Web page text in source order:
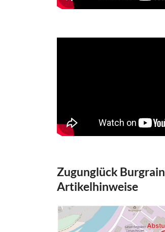
Zugunglück Burgrain
Artikelhinweise